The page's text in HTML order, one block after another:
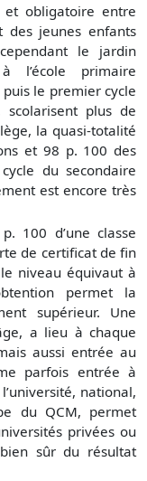
et obligatoire entre
des jeunes enfants
le jardin
l’école primaire
le premier cycle
scolarisent plus de
la quasi-totalité
et 98 p. 100 des
du secondaire
est encore très
100 d’une classe
de certificat de fin
niveau équivaut à
permet la
supérieur. Une
a lieu à chaque
aussi entrée au
parfois entrée à
national,
du QCM, permet
privées ou
sûr du résultat